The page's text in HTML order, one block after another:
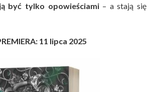
być tylko opowieściami– a stają się
11 lipca 2025